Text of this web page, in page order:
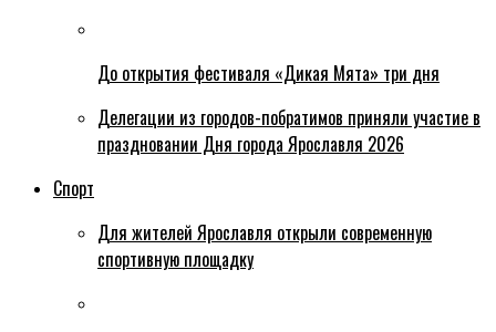
До открытия фестиваля «Дикая Мята» три дня
Делегации из городов-побратимов приняли участие в
праздновании Дня города Ярославля 2026
Спорт
Для жителей Ярославля открыли современную
спортивную площадку